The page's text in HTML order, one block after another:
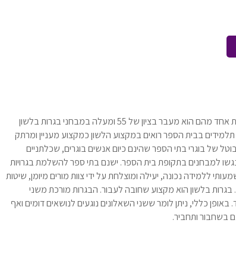
מבין מקצועות החובה הנדרשים למען זכאות לתעודת הבגרות אחד מהם הוא מעבר בציון של 55 ומעלה במבחני בגרות בלשון
בבית הספר רואים במקצוע הלשון כמקצוע מעניין ומרתק
של בוגרי בתי הספר שהינם כיום אנשים בוגרים, שכלתניים
למבחנים בתקופת בית הספר. ישנם בתי ספר להשלמת בגרויות
ללמידה נכונה, יעילה ומוצלחת על ידי צוות מורים מיומן, שיטות
בגרות בלשון הוא מקצוע שחובה לעבור. הבגרות מורכת משני
כללי, ניתן לומר ששני השאלונים נוגעים לנושאים דומים ואף
בשחבור ותחביר.